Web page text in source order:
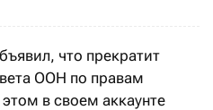
что прекратит
ООН по правам
в своем аккаунте